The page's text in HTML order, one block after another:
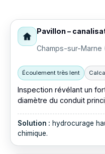
Pavillon –
Champs-sur-Marne
Écoulement très lent
Inspection révélant un
diamètre du conduit
Solution : hydrocurage
chimique.